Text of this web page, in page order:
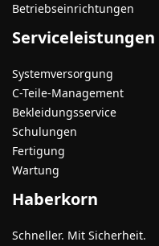
Betriebseinrichtungen
Serviceleistungen
Systemversorgung
C-Teile-Management
Bekleidungsservice
Schulungen
Fertigung
Wartung
Haberkorn
Schneller. Mit Sicherheit.